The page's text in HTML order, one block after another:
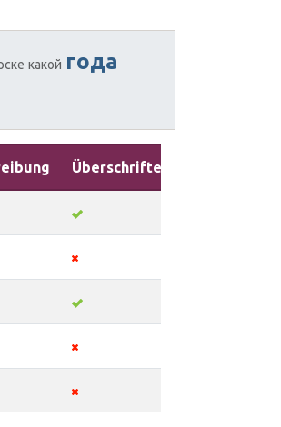
какой года
Überschriften